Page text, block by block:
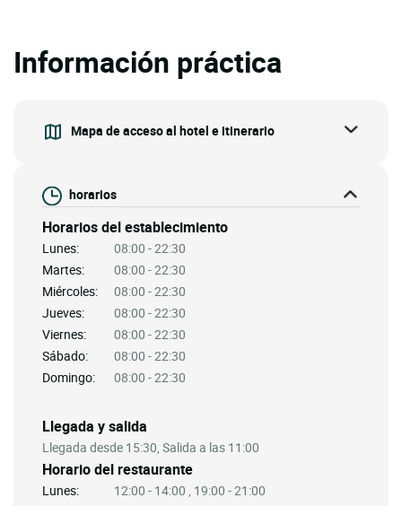
Información práctica
Mapa de acceso al hotel e itinerario
horarios
Horarios del establecimiento
Lunes:
08:00 - 22:30
Martes:
08:00 - 22:30
Miércoles:
08:00 - 22:30
Jueves:
08:00 - 22:30
Viernes:
08:00 - 22:30
Sábado:
08:00 - 22:30
Domingo:
08:00 - 22:30
Llegada y salida
Llegada desde 15:30, Salida a las 11:00
Horario del restaurante
Lunes:
12:00 - 14:00 , 19:00 - 21:00